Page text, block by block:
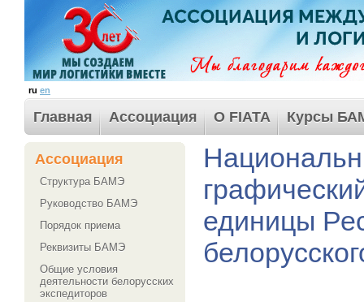
ru en
Главная Ассоциация О FIATA Курсы
Ассоциация
Структура БАМЭ
Руководство БАМЭ
Порядок приема
Реквизиты БАМЭ
Общие условия
деятельности белорусских
экспедиторов
единицы